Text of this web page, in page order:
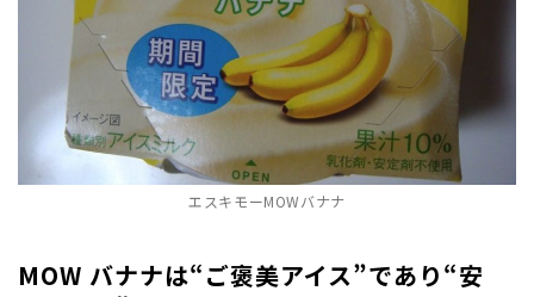
エスキモーMOWバナナ
MOW バナナは“ご褒美アイス”であり“安